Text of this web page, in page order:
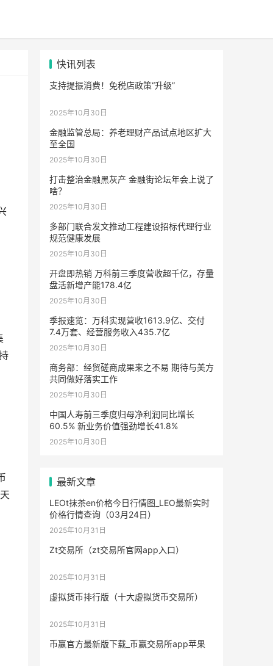
快讯列表
支持提振消费！免税店政策“升级”
2025年10月30日
金融监管总局：养老理财产品试点地区扩大
至全国
2025年10月30日
打击整治金融黑灰产 金融街论坛年会上说了
啥？
2025年10月30日
多部门联合发文推动工程建设招标代理行业
规范健康发展
2025年10月30日
开盘即热销 万科前三季度营收超千亿，存量
盘活新增产能178.4亿
2025年10月30日
季报速览：万科实现营收1613.9亿、交付
7.4万套、经营服务收入435.7亿
2025年10月30日
商务部：经贸磋商成果来之不易 期待与美方
共同做好落实工作
2025年10月30日
中国人寿前三季度归母净利润同比增长
60.5% 新业务价值强劲增长41.8%
2025年10月30日
最新文章
LEOt抹茶en价格今日行情图_LEO最新实时
价格行情查询（03月24日）
2025年10月31日
Zt交易所（zt交易所官网app入口）
2025年10月31日
虚拟货币排行版（十大虚拟货币交易所）
2025年10月31日
币赢官方最新版下载_币赢交易所app苹果